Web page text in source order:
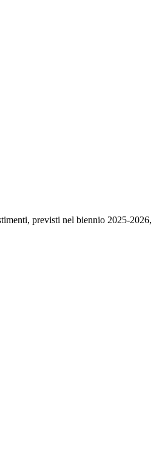
previsti nel biennio 2025-2026,